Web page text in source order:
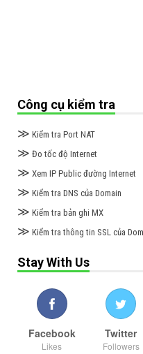
Công cụ kiểm tra
≫ Kiểm tra Port NAT
≫ Đo tốc độ Internet
≫ Xem IP Public đường Internet
≫ Kiểm tra DNS của Domain
≫ Kiểm tra bản ghi MX
≫ Kiểm tra thông tin SSL của
Stay With Us
Facebook
Likes
Twitter
Followers